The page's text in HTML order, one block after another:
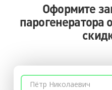
Оформите
парогенератора